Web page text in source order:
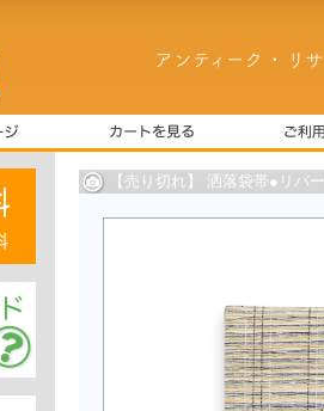
【売り切れ】 洒落袋帯●リバ